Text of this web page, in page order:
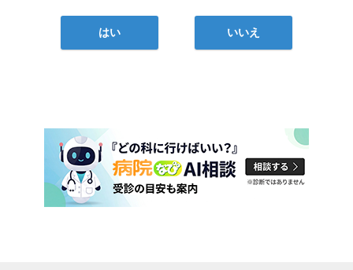
はい いいえ